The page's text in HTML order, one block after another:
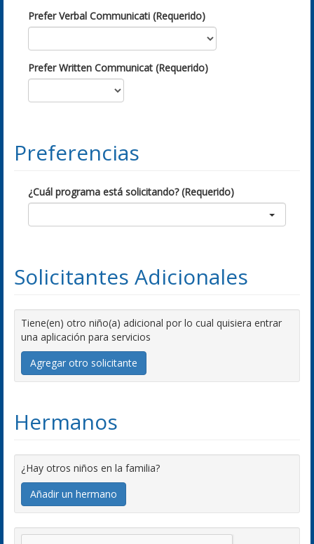
Prefer Verbal Communicati (Requerido)
Prefer Written Communicat (Requerido)
Preferencias
¿Cuál programa está solicitando? (Requerido)
Solicitantes Adicionales
Tiene(en) otro niño(a) adicional por lo cual quisiera entrar
una aplicación para servicios
Agregar otro solicitante
Hermanos
¿Hay otros niños en la familia?
Añadir un hermano